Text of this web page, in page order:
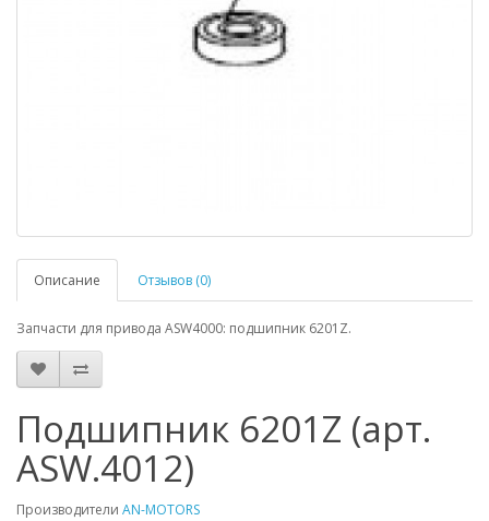
Описание Отзывов (0)
Запчасти для привода ASW4000: подшипник 6201Z.
Подшипник 6201Z (арт.
ASW.4012)
Производители AN-MOTORS